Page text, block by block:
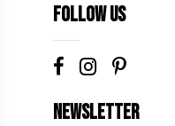
Follow us
Newsletter